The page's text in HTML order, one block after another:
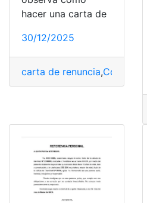
hacer una carta de
30/12/2025
carta de renuncia,Consulta